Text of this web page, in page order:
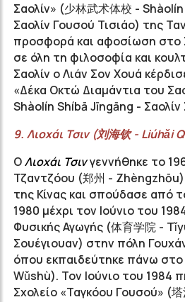
Σαολίν» (少林武术体校 -
Σαολίν Γουσού Τισιάο) της
προσφορά και αφοσίωση στο
σε όλη τη φιλοσοφία και
Σαολίν ο Λιάν Σον Χουά
«Δέκα Οκτώ Διαμάντια του
Shàolín Shíbā Jīngāng - Σαολίν
9. Λιοχάι Τσιν (刘海钦- Liúhǎi
ΟΛιοχάι Τσινγεννήθηκε το
Τζαντζόου (郑州 -
της Κίνας και σπούδασε από
1980 μέχρι τον Ιούνιο του
Φυσικής Αγωγής (体育学院 -
Σουέγιουαν) στην πόλη
όπου εκπαιδεύτηκε πάνω
Wǔshù). Τον Ιούνιο του 1984
Σχολείο «Ταγκόου Γουσού» (